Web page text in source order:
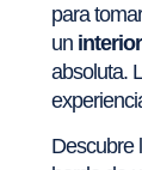
para
un
absoluta.
Descubre